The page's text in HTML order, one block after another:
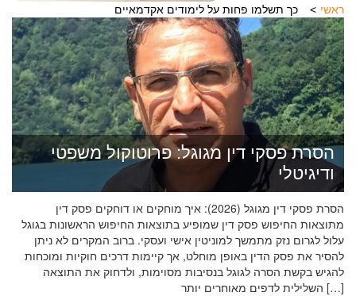
ראשי כך תשלמו פחות על לימודים אקדמאיים
הסרת פסקי דין מגוגל: פרוטוקול משפטי
ודיגיטלי
הסרת פסקי דין מגוגל (2026): איך מוחקים או דוחקים פסק דין
מתוצאות החיפוש פסק דין שמופיע בתוצאות החיפוש הראשונות בגוגל
עלול לגרום נזק מתמשך למוניטין אישי ועסקי. ברוב המקרים לא ניתן
להסיר את פסק הדין באופן מוחלט, אך קיימות דרכים חוקיות ומוכחות
להגיש בקשת הסרה לגוגל בנסיבות מסוימות, ולדחוק את התוצאה
השלילית לדפים מאוחרים יותר […]